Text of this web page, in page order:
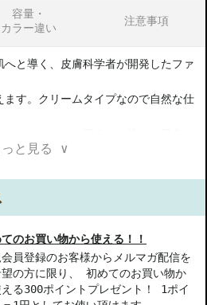
容量・
カラー違い
注意事項
と導く、皮膚科学者が開発したファ
す。クリームタイプなので自然な仕
で紫外線から肌を守ります。本
湿気への耐性にも優れています。
に、すばやく肌のトーンを明るく整
プで、軽やかな質感を保ちながら美
っと見る ∨
のお買い物から使える！！
員登録のお客様からメルマガ配信を
望の方に限り、 初めてのお買い物か
える300ポイントプレゼント！ 1ポイ